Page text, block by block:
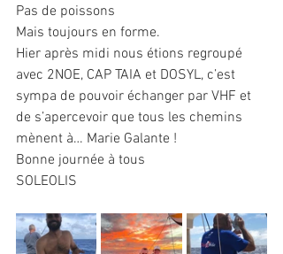
Pas de poissons
Mais toujours en forme.
Hier après midi nous étions regroupé
avec 2NOE, CAP TAIA et DOSYL, c’est
sympa de pouvoir échanger par VHF et
de s’apercevoir que tous les chemins
mènent à… Marie Galante !
Bonne journée à tous
SOLEOLIS